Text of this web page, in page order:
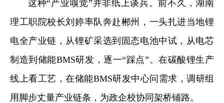
这种“产业嗅觉”并非纸上谈兵。前不久，湖南
理工职院校长刘婷率队奔赴郴州，一头扎进当地锂
电全产业链，从锂矿采选到固态电池中试，从电芯
制造到储能BMS研发，逐一“踩点”。在碳酸锂生产
线上看工艺，在储能BMS研发中心问需求，调研组
用脚步丈量产业链条，为政企校协同架桥铺路。